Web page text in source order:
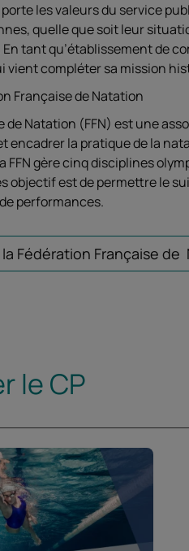
les valeurs du service
quelle que soit leur
tant qu’établissement de
compléter sa mission
Française de Natation
Natation (FFN) est une
encadrer la pratique de la
FFN gère cinq disciplines
objectif est de permettre le
performances.
la Fédération Française de
le CP